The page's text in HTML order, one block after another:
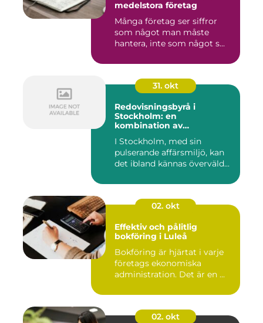
medelstora företag
Många företag ser siffror
som något man måste
hantera, inte som något s...
31. okt
Redovisningsbyrå i
Stockholm: en
kombination av
personlig service
I Stockholm, med sin
pulserande affärsmiljö, kan
det ibland kännas överväld...
02. okt
Effektiv och pålitlig
bokföring i Luleå
Bokföring är hjärtat i varje
företags ekonomiska
administration. Det är en ...
02. okt